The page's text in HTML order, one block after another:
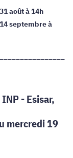
août à 14h
septembre à
- Esisar,
mercredi 19